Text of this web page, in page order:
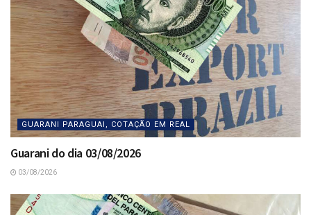
GUARANI PARAGUAI, COTAÇÃO EM REAL
Guarani do dia 03/08/2026
03/08/2026